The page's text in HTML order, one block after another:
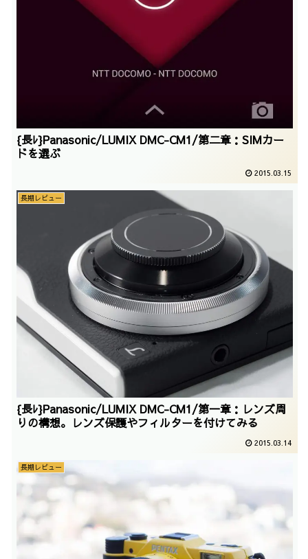
{長ﾚ}Panasonic/LUMIX DMC-CM1/第二章：SIMカー
ドを選ぶ
2015.03.15
長期レビュー
{長ﾚ}Panasonic/LUMIX DMC-CM1/第一章：レンズ周
りの構想。レンズ保護やフィルターを付けてみる
2015.03.14
長期レビュー